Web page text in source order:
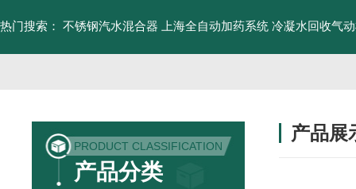
热门搜索： 不锈钢汽水混合器 上海全自动加药系统 冷凝水回收气
PRODUCT CLASSIFICATION
产品分类
产品展